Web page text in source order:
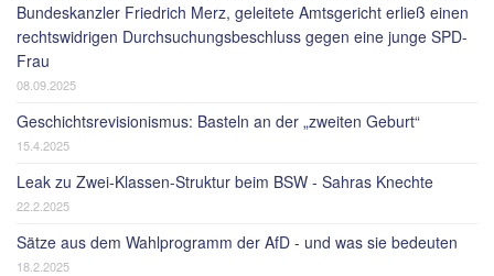
Bundeskanzler Friedrich Merz, geleitete Amtsgericht erließ einen
rechtswidrigen Durchsuchungsbeschluss gegen eine junge SPD-
Frau
08.09.2025
Geschichtsrevisionismus: Basteln an der „zweiten Geburt“
15.4.2025
Leak zu Zwei-Klassen-Struktur beim BSW - Sahras Knechte
22.2.2025
Sätze aus dem Wahlprogramm der AfD - und was sie bedeuten
18.2.2025